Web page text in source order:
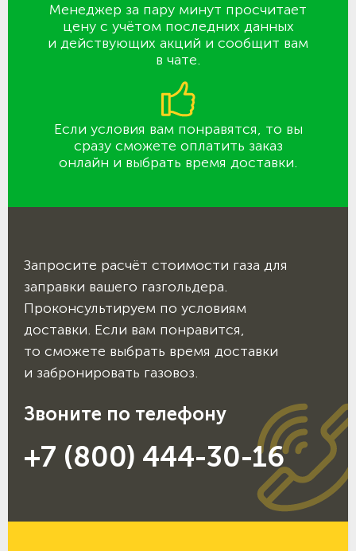
Менеджер за пару минут просчитает
цену с учётом последних данных
и действующих акций и сообщит вам
в чате.
Если условия вам понравятся, то вы
сразу сможете оплатить заказ
онлайн и выбрать время доставки.
Запросите расчёт стоимости газа для
заправки вашего газгольдера.
Проконсультируем по условиям
доставки. Если вам понравится,
то сможете выбрать время доставки
и забронировать газовоз.
Звоните по телефону
+7 (800) 444-30-16